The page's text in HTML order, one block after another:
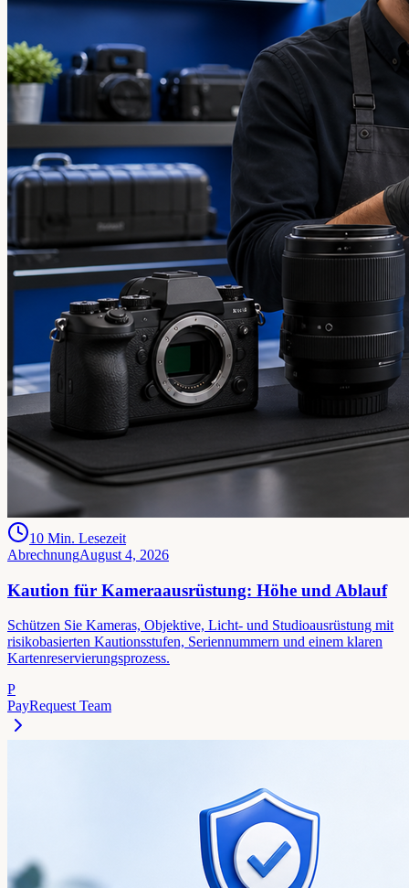
10 Min. Lesezeit
AbrechnungAugust 4, 2026
Kaution für Kameraausrüstung: Höhe und Ablauf
Schützen Sie Kameras, Objektive, Licht- und Studioausrüstung mit
risikobasierten Kautionsstufen, Seriennummern und einem klaren
Kartenreservierungsprozess.
P
PayRequest Team